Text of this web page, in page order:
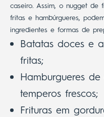
caseiro. Assim, o nugget de
fritas e hambúrgueres,
ingredientes e formas de
Batatas doces e
fritas;
Hamburgueres
temperos frescos;
Frituras em